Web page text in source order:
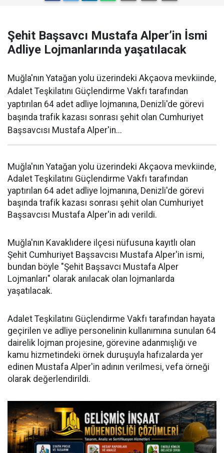
Şehit Başsavcı Mustafa Alper’in İsmi
Adliye Lojmanlarında yaşatılacak
Muğla'nın Yatağan yolu üzerindeki Akçaova mevkiinde,
Adalet Teşkilatını Güçlendirme Vakfı tarafından
yaptırılan 64 adet adliye lojmanına, Denizli'de görevi
başında trafik kazası sonrası şehit olan Cumhuriyet
Başsavcısı Mustafa Alper'in...
Muğla'nın Yatağan yolu üzerindeki Akçaova mevkiinde,
Adalet Teşkilatını Güçlendirme Vakfı tarafından
yaptırılan 64 adet adliye lojmanına, Denizli'de görevi
başında trafik kazası sonrası şehit olan Cumhuriyet
Başsavcısı Mustafa Alper'in adı verildi.
Muğla'nın Kavaklıdere ilçesi nüfusuna kayıtlı olan
Şehit Cumhuriyet Başsavcısı Mustafa Alper'in ismi,
bundan böyle "Şehit Başsavcı Mustafa Alper
Lojmanları" olarak anılacak olan lojmanlarda
yaşatılacak.
Adalet Teşkilatını Güçlendirme Vakfı tarafından hayata
geçirilen ve adliye personelinin kullanımına sunulan 64
dairelik lojman projesine, görevine adanmışlığı ve
kamu hizmetindeki örnek duruşuyla hafızalarda yer
edinen Mustafa Alper'in adının verilmesi, vefa örneği
olarak değerlendirildi.